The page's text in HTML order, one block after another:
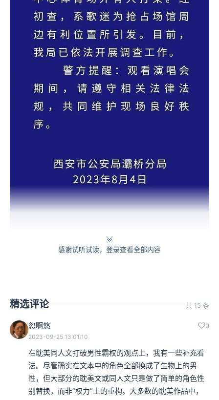
西安警方通报奥体中心体育场粉丝打架，图源：“凤凰网”官方微博
中，行为极端的，在情感与智力上均不成熟的人。 有一段
时间，一些极端的明星粉丝经常网暴那些对他们的偶像不
敬的人，不仅在社交媒体上发起有组织的攻击，同时还在
线下举报和骚扰他们的假想敌。
同时粉丝们为了让自己的偶像在排行榜、热搜榜、电视节
目以及一些品牌商业活动中成为第一，不惜给彼此压力，
感谢试听试读，登录查看全部内容
精选评论 共 15 条
忽啊悠 9
2023-09-25 13:01:10
在耽美同人文打破男性霸权的观点上，我有一些补充看
法。尽管确实在文本中的角色全部换成了生物上的男
性，但大部分的耽美文或同人文只是做了简单的角色性
别替换，而非“权力”上的重构。大多数的耽美作品中，